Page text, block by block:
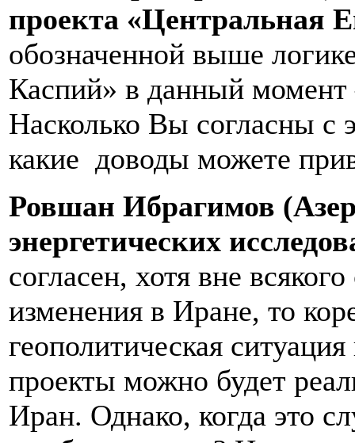
проекта «Центральная
обозначенной выше
Каспий» в данный момент
Насколько Вы согласны с
какие доводы можете
Ровшан Ибрагимов
энергетических
согласен, хотя вне
изменения в Иране, то
геополитическая
проекты можно будет
Иран. Однако, когда это